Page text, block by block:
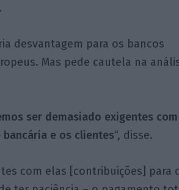
desvantagem para os bancos
Mas pede cautela na
ser demasiado exigentes
e os clientes“, disse.
com elas [contribuições] para